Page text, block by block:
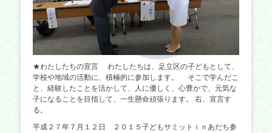
★わたしたちの宣言 わたしたちは、足立区の子どもとして、
学校や地域の活動に、積極的に参加します。 そこで学んだこ
と、経験したことを活かして、人に優しく、心豊かで、元気な
子になることを目指して、一生懸命頑張ります。 右、宣言す
る。
平成２７年７月１２日 ２０１５子どもサミットｉｎあだち参